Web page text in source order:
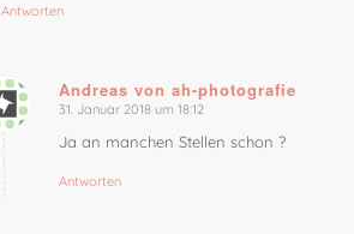
Antworten
Andreas von ah-photografie
sagte:
31. Januar 2018 um 18:12
Ja an manchen Stellen schon ?
Antworten